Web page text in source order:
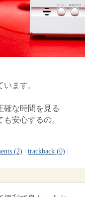
ます。
確な時間を見る
安心するの。
(2) trackback (0)